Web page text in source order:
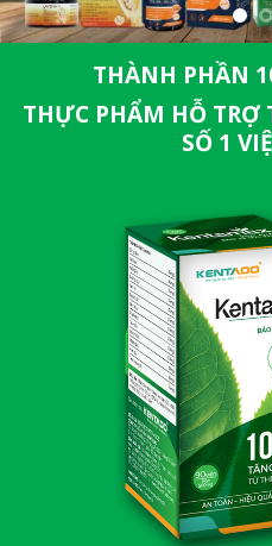
THÀNH PHẦN
THỰC PHẨM HỖ
SỐ 1